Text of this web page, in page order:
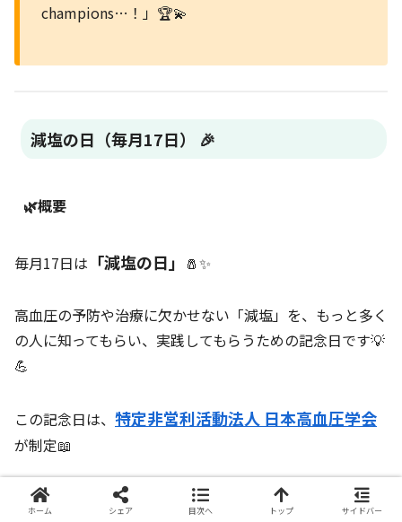
champions…！」🏆💫
減塩の日（毎月17日） 🎉
🌿概要
毎月17日は 「減塩の日」 🧂✨
高血圧の予防や治療に欠かせない「減塩」を、もっと多く
の人に知ってもらい、実践してもらうための記念日です💡
💪
この記念日は、 特定非営利活動法人 日本高血圧学会
が制定📖
健康寿命を延ばすためにも大切な「塩との付き合い方」を
ホーム シェア 目次へ トップ サイドバー